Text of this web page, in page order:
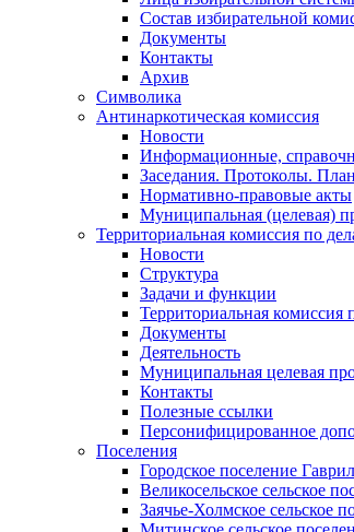
Состав избирательной
Документы
Контакты
Архив
Символика
Антинаркотическая комиссия
Новости
Информационные,
Заседания. Протоколы.
Нормативно-правовые акты
Муниципальная (целевая)
Территориальная комиссия по
Новости
Структура
Задачи и функции
Территориальная
Документы
Деятельность
Муниципальная целевая
Контакты
Полезные ссылки
Персонифицированное
Поселения
Городское поселение
Великосельское сельское
Заячье-Холмское сельское